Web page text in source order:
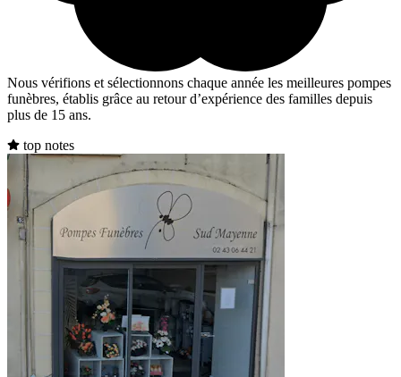
Nous vérifions et sélectionnons chaque année les meilleures pompes
funèbres, établis grâce au retour d’expérience des familles depuis
plus de 15 ans.
top notes